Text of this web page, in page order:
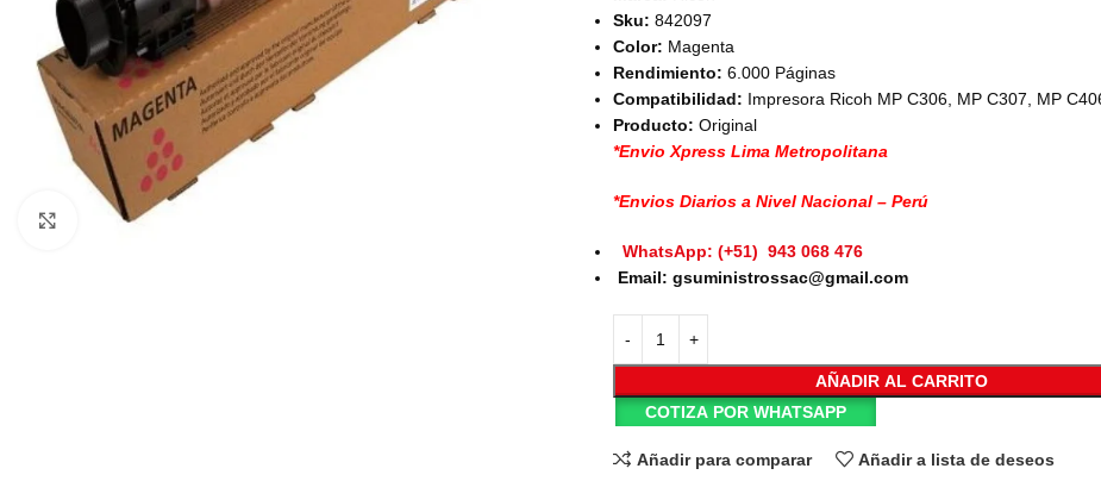
Haga Click para agrandar
Sku: 842097
Color: Magenta
Rendimiento:6.000 Páginas
Compatibilidad: Impresora Ricoh MP C306, MP C307, MP
Producto: Original
*Envio Xpress Lima Metropolitana
*Envios Diarios a Nivel Nacional – Perú
WhatsApp: (+51) 943 068 476
Email: gsuministrossac@gmail.com
AÑADIR AL CARRITO
COTIZA POR WHATSAPP
Añadir para comparar Añadir a lista de deseos